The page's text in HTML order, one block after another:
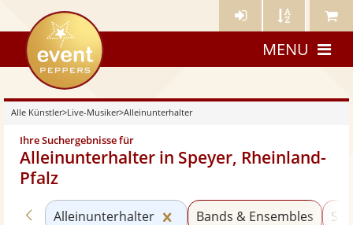
Künstler- Künstler Meine
eventpeppers
MENU
Alle Künstler>Live-Musiker>Alleinunterhalter
Ihre Suchergebnisse für
Alleinunterhalter in Speyer, Rheinland-
Pfalz
Zurück zu «Live-Musiker»
Alleinunterhalter Kategorie
Bands & Ensembles